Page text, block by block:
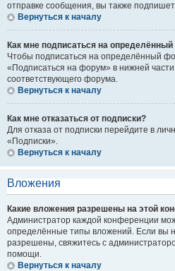
отправке сообщения, вы также
Вернуться к началу
Как мне подписаться на
Чтобы подписаться на определённый
«Подписаться на форум» в нижней
соответствующего форума.
Вернуться к началу
Как мне отказаться от подписки?
Для отказа от подписки перейдите в
«Подписки».
Вернуться к началу
Вложения
Какие вложения разрешены на этой
Администратор каждой конференции
определённые типы вложений. Если вы
разрешены, свяжитесь с
помощи.
Вернуться к началу